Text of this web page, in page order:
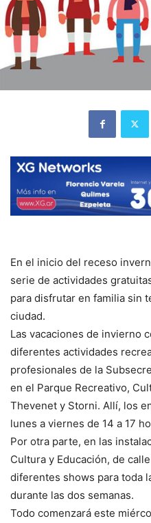
En el inicio del receso
serie de actividades
para disfrutar en familia sin
ciudad.
Las vacaciones de invierno
diferentes actividades
profesionales de la
en el Parque Recreativo,
Thevenet y Storni. Allí, los
lunes a viernes de 14 a 17
Por otra parte, en las
Cultura y Educación, de
diferentes shows para toda
durante las dos semanas.
Todo comenzará este